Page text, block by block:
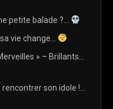
petite balade ?…
vie change…
» – Brillants…
son idole !…